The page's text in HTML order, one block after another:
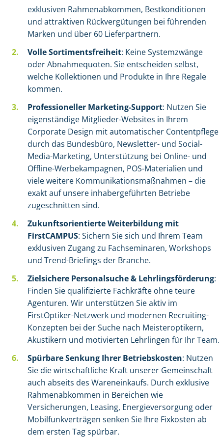
exklusiven Rahmenabkommen, Bestkonditionen
und attraktiven Rückvergütungen bei führenden
Marken und über 60 Lieferpartnern.
Volle Sortimentsfreiheit: Keine Systemzwänge
oder Abnahmequoten. Sie entscheiden selbst,
welche Kollektionen und Produkte in Ihre Regale
kommen.
Professioneller Marketing-Support: Nutzen Sie
eigenständige Mitglieder-Websites in Ihrem
Corporate Design mit automatischer Contentpflege
durch das Bundesbüro, Newsletter- und Social-
Media-Marketing, Unterstützung bei Online- und
Offline-Werbekampagnen, POS-Materialien und
viele weitere Kommunikationsmaßnahmen – die
exakt auf unsere inhabergeführten Betriebe
zugeschnitten sind.
Zukunftsorientierte Weiterbildung mit
FirstCAMPUS: Sichern Sie sich und Ihrem Team
exklusiven Zugang zu Fachseminaren, Workshops
und Trend-Briefings der Branche.
Zielsichere Personalsuche & Lehrlingsförderung:
Finden Sie qualifizierte Fachkräfte ohne teure
Agenturen. Wir unterstützen Sie aktiv im
FirstOptiker-Netzwerk und modernen Recruiting-
Konzepten bei der Suche nach Meisteroptikern,
Akustikern und motivierten Lehrlingen für Ihr Team.
Spürbare Senkung Ihrer Betriebskosten: Nutzen
Sie die wirtschaftliche Kraft unserer Gemeinschaft
auch abseits des Wareneinkaufs. Durch exklusive
Rahmenabkommen in Bereichen wie
Versicherungen, Leasing, Energieversorgung oder
Mobilfunkverträgen senken Sie Ihre Fixkosten ab
dem ersten Tag spürbar.